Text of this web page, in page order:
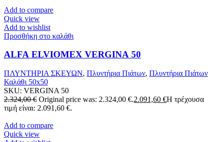
Add to compare
Quick view
Add to wishlist
Προσθήκη στο καλάθι
ALFA ELVIOMEX VERGINA 50
ΠΛΥΝΤΗΡΙΑ ΣΚΕΥΩΝ, Πλυντήρια Πιάτων, Πλυντήρια Πιάτων
Καλάθι 50x50
SKU: VERGINA 50
2.324,00€ Original price was: 2.324,00 €.2.091,60 €Η τρέχουσα
τιμή είναι: 2.091,60 €.
Add to compare
Quick view